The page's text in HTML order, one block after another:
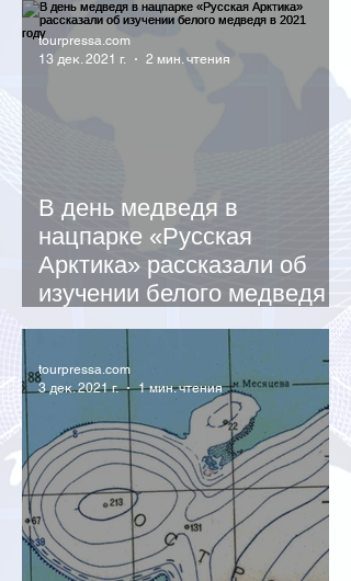
В день медведя в
нацпарке «Русская
Арктика» рассказали об
изучении белого медведя в
2021 году
tourpressa.com
13 дек. 2021 г.
2 мин. чтения
tourpressa.com
3 дек. 2021 г.
1 мин. чтения